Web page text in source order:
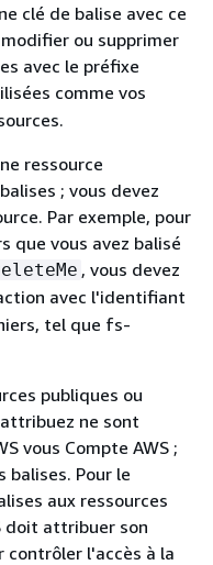
clé de balise avec ce
ou supprimer
avec le préfixe
comme vos
ressource
; vous devez
Par exemple, pour
que vous avez balisé
, vous devez
avec l'identifiant
tel que fs-
publiques ou
ne sont
vous Compte AWS ;
balises. Pour le
aux ressources
doit attribuer son
contrôler l'accès à la